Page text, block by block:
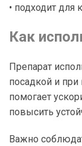
• подходит для
Как
Препарат
посадкой и при
помогает
повысить
Важно